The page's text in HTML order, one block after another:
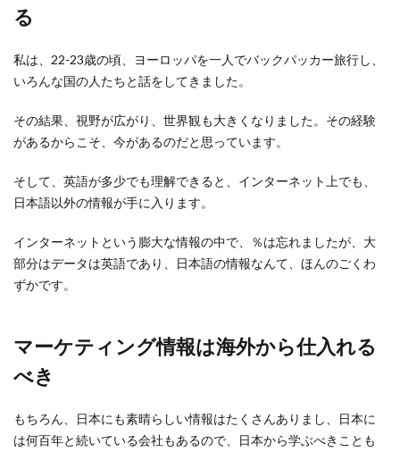
る
私は、22-23歳の頃、ヨーロッパを一人でバックパッカー旅行し、
いろんな国の人たちと話をしてきました。
その結果、視野が広がり、世界観も大きくなりました。その経験
があるからこそ、今があるのだと思っています。
そして、英語が多少でも理解できると、インターネット上でも、
日本語以外の情報が手に入ります。
インターネットという膨大な情報の中で、％は忘れましたが、大
部分はデータは英語であり、日本語の情報なんて、ほんのごくわ
ずかです。
マーケティング情報は海外から仕入れる
べき
もちろん、日本にも素晴らしい情報はたくさんありまし、日本に
は何百年と続いている会社もあるので、日本から学ぶべきことも